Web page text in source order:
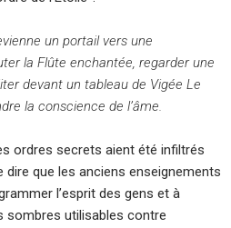
un portail vers une
la Flûte enchantée, regarder une
devant un tableau de Vigée Le
la conscience de l’âme.
ordres secrets aient été infiltrés
dire que les anciens enseignements
l’esprit des gens et à
sombres utilisables contre